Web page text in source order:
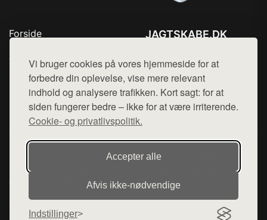
Vi bruger cookies på vores hjemmeside for at
forbedre din oplevelse, vise mere relevant
indhold og analysere trafikken. Kort sagt: for at
siden fungerer bedre – ikke for at være irriterende.
Cookie- og privatlivspolitik.
Accepter alle
Afvis ikke‑nødvendige
Indstillinger
Forside
Top Rabatter
Blog
Kontakt
JAGTSKABE.DK
Mail: hej@want.dk
Cookie- og privatlivspolitik
Denne side er en del af want.dk, der udgiver en række
hjemmesider med præsentation af forskellige produkter fra
diverse webshops. Der sælges ikke varer fra denne side - vi
henviser til de shops, som sælger varen. Vi har heller ikke
varerne på lager.